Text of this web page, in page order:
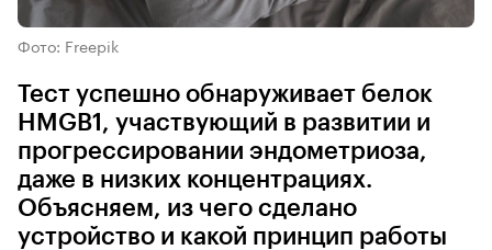
Фото: Freepik
Тест успешно обнаруживает белок
HMGB1, участвующий в развитии и
прогрессировании эндометриоза,
даже в низких концентрациях.
Объясняем, из чего сделано
устройство и какой принцип работы